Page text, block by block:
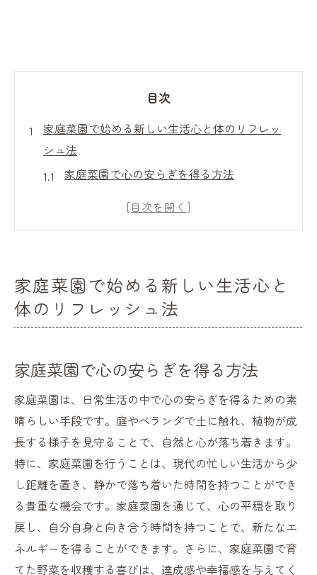
目次
家庭菜園で始める新しい生活心と体のリフレッ
シュ法
家庭菜園で心の安らぎを得る方法
菜園作業で身体を動かしリフレッシュ
自分だけの癒しの空間を作るコツ
日々の生活に家庭菜園を取り入れるメリッ
家庭菜園初心者でも安心！簡単に育てられる野
菜の選び方
初心者におすすめの野菜トップ5
簡単に育てられるハーブ選び
家庭菜園成功の鍵は土と種選び
失敗しにくい野菜の特徴とは
家庭菜園初心者向けの野菜一覧
家庭菜園で成功を目指す初めの一歩
季節ごとの家庭菜園で育てたいおすすめ作物リ
家庭菜園で始める新しい生活心と
体のリフレッシュ法
家庭菜園で心の安らぎを得る方法
家庭菜園は、日常生活の中で心の安らぎを得るための素
晴らしい手段です。庭やベランダで土に触れ、植物が成
長する様子を見守ることで、自然と心が落ち着きます。
特に、家庭菜園を行うことは、現代の忙しい生活から少
し距離を置き、静かで落ち着いた時間を持つことができ
る貴重な機会です。家庭菜園を通じて、心の平穏を取り
戻し、自分自身と向き合う時間を持つことで、新たなエ
ネルギーを得ることができます。さらに、家庭菜園で育
てた野菜を収穫する喜びは、達成感や幸福感を与えてく